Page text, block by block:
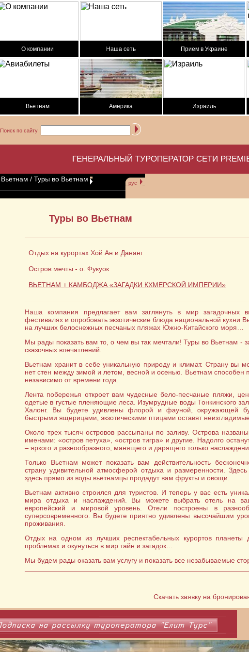
О компании Наша сеть Прием в Украине
Вьетнам Америка Израиль
Поиск по сайту
ГЕНЕРАЛЬНЫЙ ТУРОПЕРАТОР СЕТИ
Вьетнам / Туры во Вьетнам рус
Туры во Вьетнам
Отдых на курортах Хой Ан и Дананг
Остров мечты - о. Фукуок
ВЬЕТНАМ + КАМБОДЖА «ЗАГАДКИ КХМЕРСКОЙ ИМПЕРИИ»
Наша компания предлагает вам заглянуть в мир загадочных
фестивалях и опробовать экзотические блюда национальной кухни
на лучших белоснежных песчаных пляжах Южно-Китайского моря…
Мы рады показать вам то, о чем вы так мечтали! Туры во Вьетнам -
сказочных впечатлений.
Вьетнам хранит в себе уникальную природу и климат. Страну вы
нет стен между зимой и летом, весной и осенью. Вьетнам способен
независимо от времени года.
Лента побережья откроет вам чудесные бело-песчаные пляжи,
одетые в густые пленяющие леса. Изумрудные воды Тонкинского
Халонг. Вы будете удивлены флорой и фауной, окружающей
быстрыми ящерицами, экзотическими птицами оставят
Около трех тысяч островов рассыпаны по заливу. Острова
именами: «остров петуха», «остров тигра» и другие. Надолго
– яркого и разнообразного, манящего и дарящего только
Только Вьетнам может показать вам действительность
страну удивительной атмосферой отдыха и размеренности.
здесь прямо из воды вьетнамцы продадут вам фрукты и овощи.
Вьетнам активно строился для туристов. И теперь у вас есть
мира отдыха и наслаждений. Вы можете выбрать отель на
европейский и мировой уровень. Отели построены в
суперсовременного. Вы будете приятно удивлены высочайшим
проживания.
Отдых на одном из лучших респектабельных курортов планеты
проблемах и окунуться в мир тайн и загадок…
Мы будем рады оказать вам услугу и показать все незабываемые
Скачать заявку на